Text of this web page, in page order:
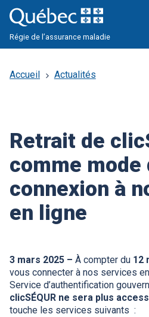
contenu
principal
Régie de l’assurance maladie
Accueil Actualités
Retrait de
comme mode
connexion à
en ligne
3 mars 2025 – À compter du 12
vous connecter à nos services
Service d’authentification
clicSÉQUR ne sera plus
touche les services suivants :